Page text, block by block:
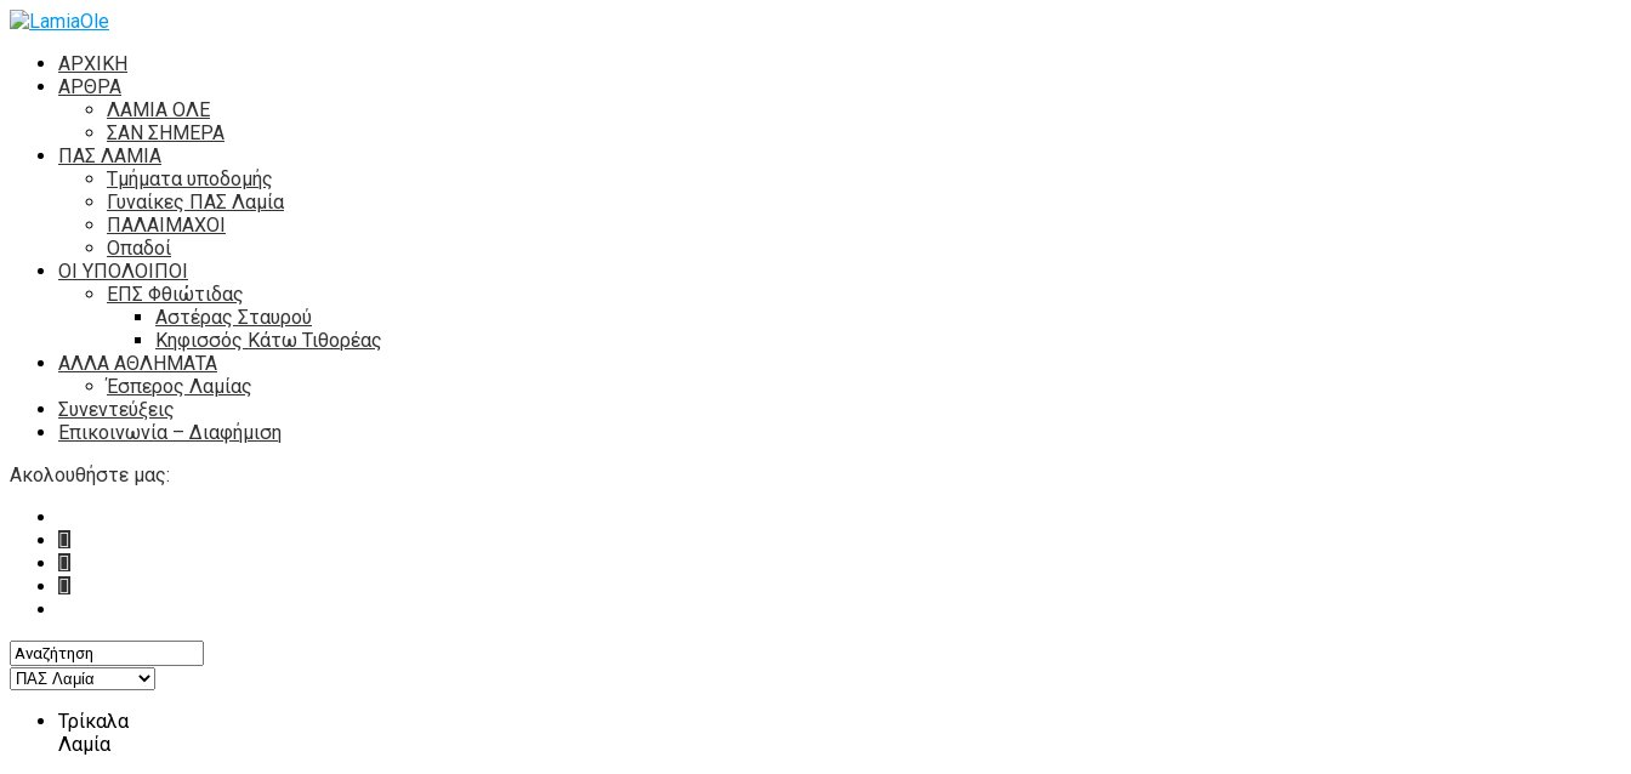
ΑΡΧΙΚΗ
ΑΡΘΡΑ
ΛΑΜΙΑ ΟΛΕ
ΣΑΝ ΣΗΜΕΡΑ
ΠΑΣ ΛΑΜΙΑ
Τμήματα υποδομής
Γυναίκες ΠΑΣ Λαμία
ΠΑΛΑΙΜΑΧΟΙ
Οπαδοί
ΟΙ ΥΠΟΛΟΙΠΟΙ
ΕΠΣ Φθιώτιδας
Αστέρας Σταυρού
Κηφισσός Κάτω Τιθορέας
ΑΛΛΑ ΑΘΛΗΜΑΤΑ
Έσπερος Λαμίας
Συνεντεύξεις
Επικοινωνία – Διαφήμιση
Ακολουθήστε μας:
Τρίκαλα
Λαμία